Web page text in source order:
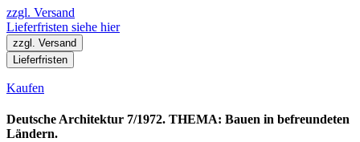
zzgl. Versand
Lieferfristen siehe hier
zzgl. Versand
Lieferfristen
Kaufen
Deutsche Architektur 7/1972. THEMA: Bauen in befreundeten
Ländern.